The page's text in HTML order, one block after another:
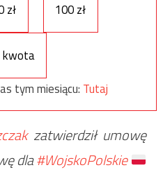
zł 100 zł
kwota
tym miesiącu: Tutaj
zatwierdził umowę
dla#WojskoPolskie